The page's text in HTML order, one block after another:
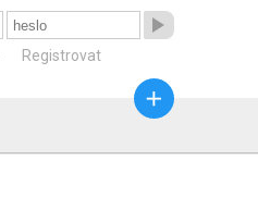

Registrovat
